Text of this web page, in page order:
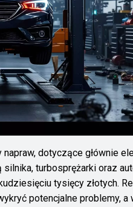
dotyczące głównie
turbosprężarki oraz
tysięcy złotych.
potencjalne problemy, a